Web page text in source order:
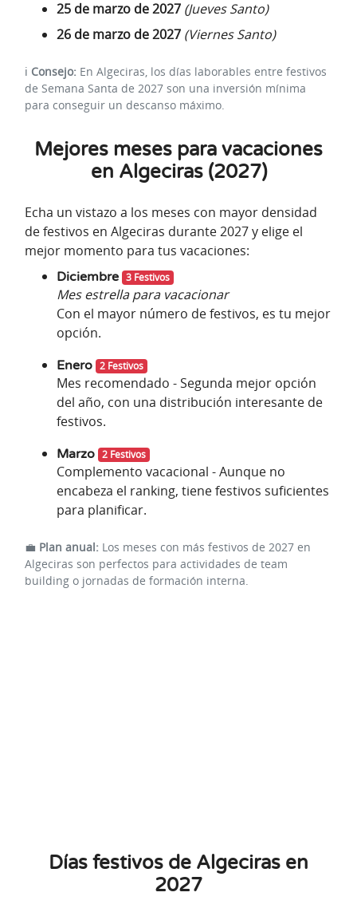
25 de marzo de 2027 (Jueves Santo)
26 de marzo de 2027 (Viernes Santo)
ℹ️ Consejo: En Algeciras, los días laborables entre festivos
de Semana Santa de 2027 son una inversión mínima
para conseguir un descanso máximo.
Mejores meses para vacaciones
en Algeciras (2027)
Echa un vistazo a los meses con mayor densidad
de festivos en Algeciras durante 2027 y elige el
mejor momento para tus vacaciones:
Diciembre 3 Festivos
Mes estrella para vacacionar
Con el mayor número de festivos, es tu mejor
opción.
Enero 2 Festivos
Mes recomendado - Segunda mejor opción
del año, con una distribución interesante de
festivos.
Marzo 2 Festivos
Complemento vacacional - Aunque no
encabeza el ranking, tiene festivos suficientes
para planificar.
💼 Plan anual: Los meses con más festivos de 2027 en
Algeciras son perfectos para actividades de team
building o jornadas de formación interna.
Días festivos de Algeciras en
2027